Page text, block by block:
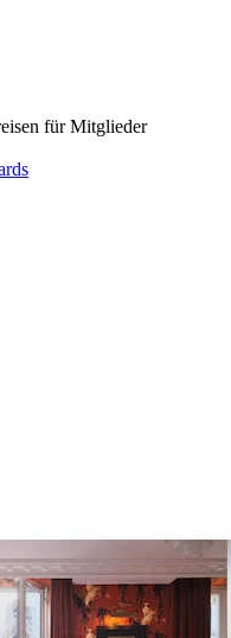
für Mitglieder